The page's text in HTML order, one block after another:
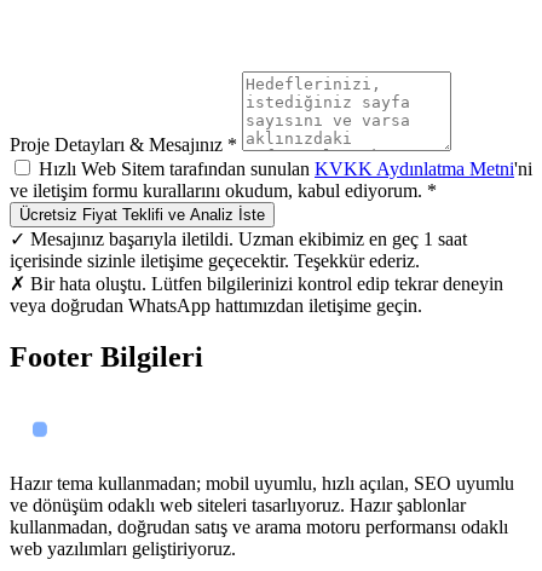
Proje Detayları & Mesajınız *
Hızlı Web Sitem tarafından sunulan KVKK Aydınlatma Metni'ni
ve iletişim formu kurallarını okudum, kabul ediyorum. *
Ücretsiz Fiyat Teklifi ve Analiz İste
✓ Mesajınız başarıyla iletildi. Uzman ekibimiz en geç 1 saat
içerisinde sizinle iletişime geçecektir. Teşekkür ederiz.
✗ Bir hata oluştu. Lütfen bilgilerinizi kontrol edip tekrar deneyin
veya doğrudan WhatsApp hattımızdan iletişime geçin.
Footer Bilgileri
Hazır tema kullanmadan; mobil uyumlu, hızlı açılan, SEO uyumlu
ve dönüşüm odaklı web siteleri tasarlıyoruz. Hazır şablonlar
kullanmadan, doğrudan satış ve arama motoru performansı odaklı
web yazılımları geliştiriyoruz.